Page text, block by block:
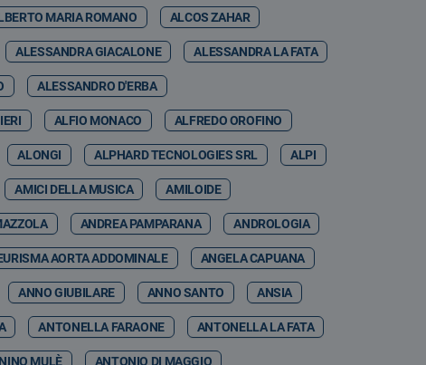
MARIA ROMANO ALCOS ZAHAR
ALESSANDRA GIACALONE ALESSANDRA LA FATA
ALESSANDRO D'ERBA
ALFIO MONACO ALFREDO OROFINO
ALONGI ALPHARD TECNOLOGIES SRL ALPI
AMICI DELLA MUSICA AMILOIDE
ANDREA PAMPARANA ANDROLOGIA
AORTA ADDOMINALE ANGELA CAPUANA
ANNO GIUBILARE ANNO SANTO ANSIA
ANTONELLA FARAONE ANTONELLA LA FATA
MULÈ ANTONIO DI MAGGIO